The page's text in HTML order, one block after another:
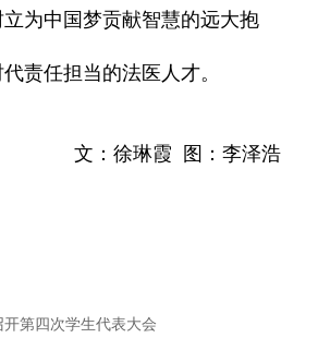
为中国梦贡献智慧的远大抱
责任担当的法医人才。
文：徐琳霞 图：李泽浩
开第四次学生代表大会